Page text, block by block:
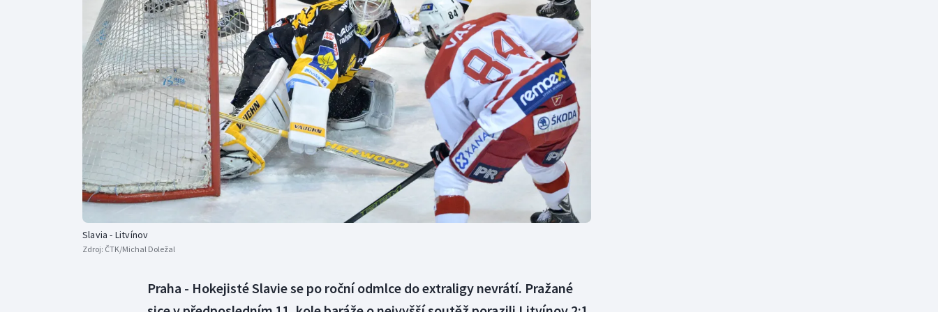
Curling
Dostihy
Florbal
Futsal
Golf
Gymnastika
Moderní pětiboj
Motorsport
Olympijské hry
Parasport
Plavání
Plážový volejbal
Triatlon
Veslování
Vodní slalom
Volejbal
Ostatní
Slavia - Litvínov
Zdroj: ČTK/Michal Doležal
Praha - Hokejisté Slavie se po roční odmlce do extraligy nevrátí. Pražané